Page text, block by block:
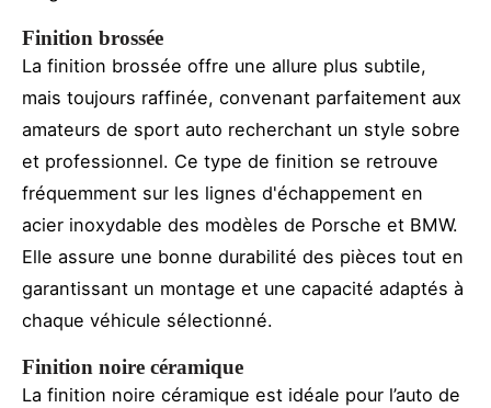
Finition brossée
La finition brossée offre une allure plus subtile,
mais toujours raffinée, convenant parfaitement aux
amateurs de sport auto recherchant un style sobre
et professionnel. Ce type de finition se retrouve
fréquemment sur les lignes d'échappement en
acier inoxydable des modèles de Porsche et BMW.
Elle assure une bonne durabilité des pièces tout en
garantissant un montage et une capacité adaptés à
chaque véhicule sélectionné.
Finition noire céramique
La finition noire céramique est idéale pour l’auto de